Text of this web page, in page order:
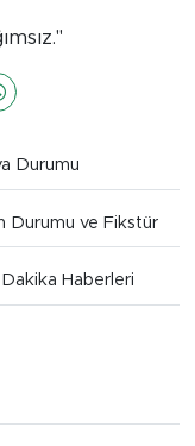
Durumu
Durumu ve Fikstür
Haberleri